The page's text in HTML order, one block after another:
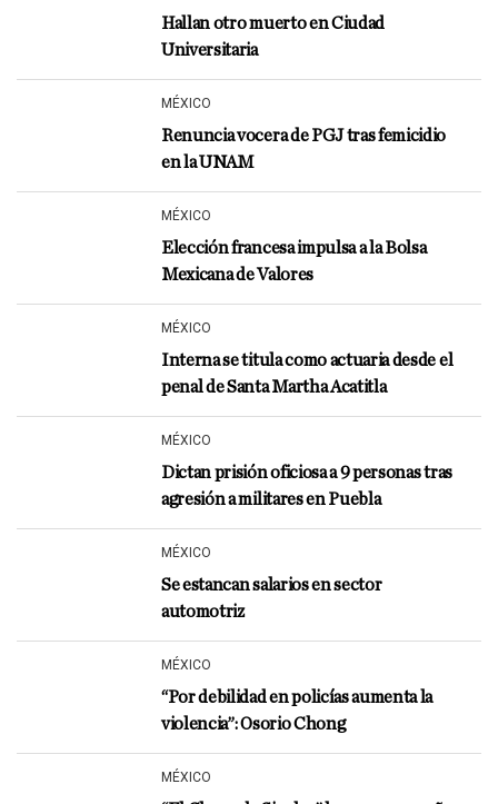
Hallan otro muerto en Ciudad
Universitaria
MÉXICO
Renuncia vocera de PGJ tras femicidio
en la UNAM
MÉXICO
Elección francesa impulsa a la Bolsa
Mexicana de Valores
MÉXICO
Interna se titula como actuaria desde el
penal de Santa Martha Acatitla
MÉXICO
Dictan prisión oficiosa a 9 personas tras
agresión a militares en Puebla
MÉXICO
Se estancan salarios en sector
automotriz
MÉXICO
“Por debilidad en policías aumenta la
violencia”: Osorio Chong
MÉXICO